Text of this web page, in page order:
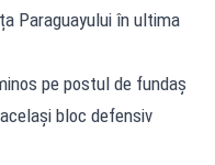
Paraguayului în ultima
pe postul de fundaș
bloc defensiv